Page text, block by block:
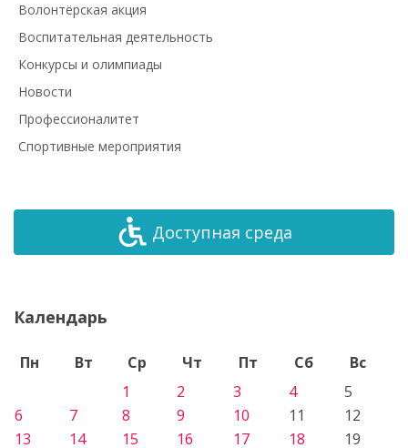
Волонтёрская акция
Воспитательная деятельность
Конкурсы и олимпиады
Новости
Профессионалитет
Спортивные мероприятия
Доступная среда
Календарь
Пн Вт Ср Чт Пт Сб
Вс
1
2 3 4
5
6
7 8 9 10 11
12
13
14 15 16 17 18 19